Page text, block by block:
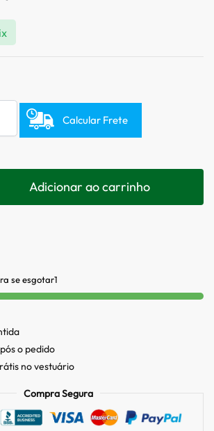
Calcular Frete
Adicionar ao carrinho
se esgotar1
o pedido
no vestuário
Compra Segura